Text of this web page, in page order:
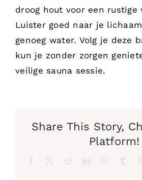
droog hout voor een rustige
Luister goed naar je
genoeg water. Volg je deze
kun je zonder zorgen
veilige sauna sessie.
Share This Story,
Platform!